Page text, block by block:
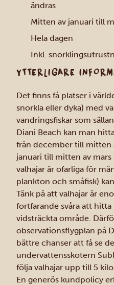
ändras
Mitten av januari till
Hela dagen
Inkl.
YTTERLIGARE
Det finns få platser i
snorkla eller dyka) med
vandringsfiskar som
Diani Beach kan man
från december till mitten
januari till mitten av
valhajar är ofarliga för
plankton och småfisk)
Tänk på att valhajar är
fortfarande svåra att hitta
vidsträckta område.
observationsflygplan på
bättre chanser att få se
undervattensskotern
följa valhajar upp till 5
En generös kundpolicy